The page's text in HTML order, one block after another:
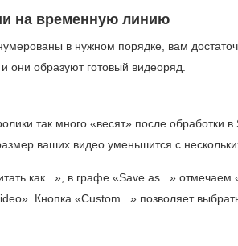
на временную линию
в нужном порядке, вам
образуют готовый видеоряд.
так много «весят» после обработки
ваших видео уменьшится с
как...», в графе «Save as...»
Кнопка «Custom...» позволяет